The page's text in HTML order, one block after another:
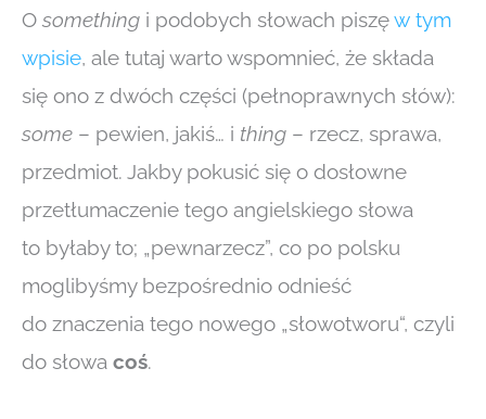
O something i podobych słowach piszęw tym
wpisie, ale tutaj warto wspomnieć, że składa
się ono z dwóch części (pełnoprawnych słów):
some – pewien, jakiś… i thing – rzecz, sprawa,
przedmiot. Jakby pokusić się o dosłowne
przetłumaczenie tego angielskiego słowa
to byłaby to; „pewnarzecz”, co po polsku
moglibyśmy bezpośrednio odnieść
do znaczenia tego nowego „słowotworu“, czyli
do słowa coś.